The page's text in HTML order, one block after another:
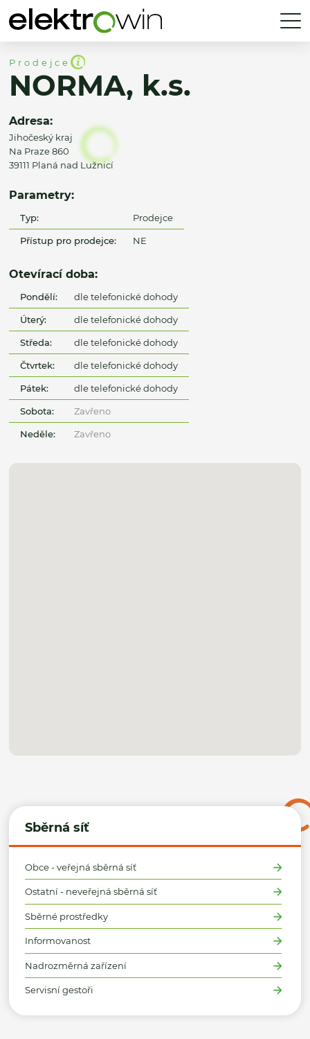
Sběrná síť
Obce - veřejná sběrná síť
Ostatní - neveřejná sběrná síť
Sběrné prostředky
Informovanost
Nadrozměrná zařízení
Servisní gestoři
Prodejce
NORMA, k.s.
Adresa:
Jihočeský kraj
Na Praze 860
39111 Planá nad Lužnicí
Parametry:
Typ: Prodejce
Přístup pro prodejce: NE
Otevírací doba:
Pondělí: dle telefonické dohody
Úterý: dle telefonické dohody
Středa: dle telefonické dohody
Čtvrtek: dle telefonické dohody
Pátek: dle telefonické dohody
Sobota: Zavřeno
Neděle: Zavřeno